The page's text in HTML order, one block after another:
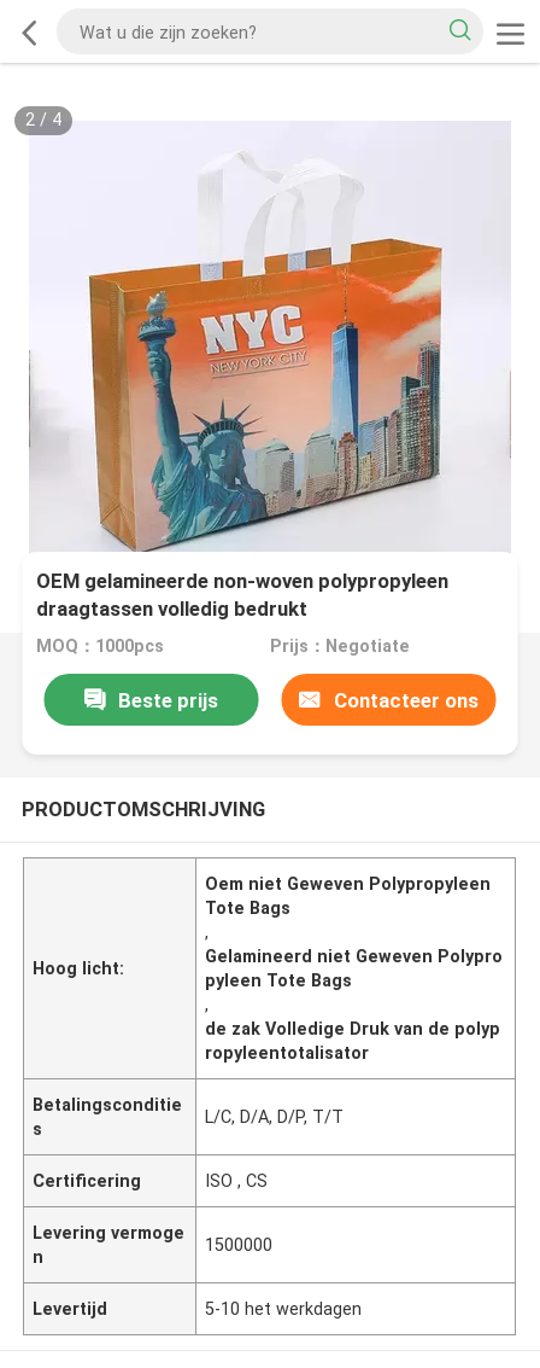
2/ 4
OEM gelamineerde non-woven polypropyleen
draagtassen volledig bedrukt
MOQ：1000pcs Prijs：Negotiate
Beste prijs Contacteer ons
PRODUCTOMSCHRIJVING
Hoog licht:
Oem niet Geweven Polypropyleen
Tote Bags
,
Gelamineerd niet Geweven Polypro
pyleen Tote Bags
,
de zak Volledige Druk van de polyp
ropyleentotalisator
Betalingsconditie
s
L/C, D/A, D/P, T/T
Certificering ISO , CS
Levering vermoge
n
1500000
Levertijd 5-10 het werkdagen